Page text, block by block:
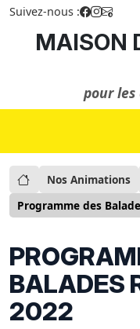
Suivez-nous :
MAISON
pour
Nos Animations
Programme des
BALADES
2022